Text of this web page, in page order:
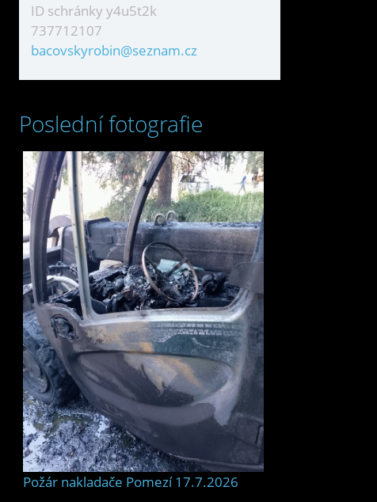
ID schránky y4u5t2k
737712107
bacovskyrobin@seznam.cz
Poslední fotografie
Požár nakladače Pomezí 17.7.2026